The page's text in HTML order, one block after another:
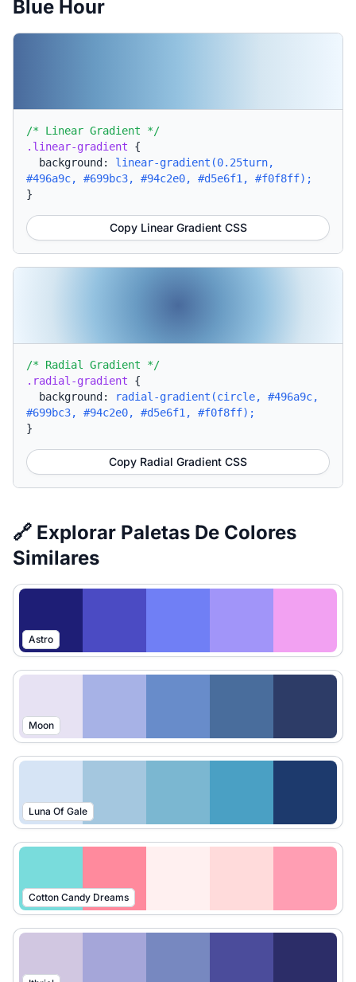
Blue Hour
/* Linear Gradient */
.linear-gradient {
background: linear-gradient(0.25turn,
#496a9c, #699bc3, #94c2e0, #d5e6f1, #f0f8ff);
}
Copy Linear Gradient CSS
/* Radial Gradient */
.radial-gradient {
background:
radial-gradient(circle, #496a9c,
#699bc3, #94c2e0, #d5e6f1, #f0f8ff);
}
Copy Radial Gradient CSS
🔗 Explorar Paletas De Colores
Similares
Astro
Moon
Luna Of Gale
Cotton Candy Dreams